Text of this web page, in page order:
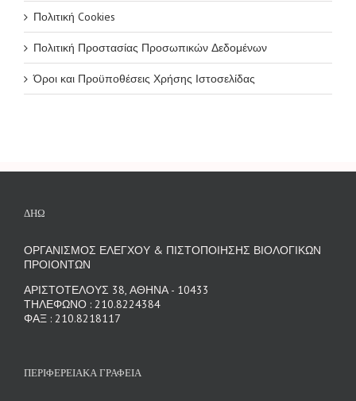
Πολιτική Cookies
Πολιτική Προστασίας Προσωπικών Δεδομένων
Όροι και Προϋποθέσεις Χρήσης Ιστοσελίδας
ΔΗΩ
ΟΡΓΑΝΙΣΜΟΣ ΕΛΕΓΧΟΥ & ΠΙΣΤΟΠΟΙΗΣΗΣ ΒΙΟΛΟΓΙΚΩΝ
ΠΡΟΙΟΝΤΩΝ
ΑΡΙΣΤΟΤΕΛΟΥΣ 38, ΑΘΗΝΑ - 10433
ΤΗΛΕΦΩΝΟ : 210.8224384
ΦΑΞ : 210.8218117
ΠΕΡΙΦΕΡΕΙΑΚΑ ΓΡΑΦΕΙΑ